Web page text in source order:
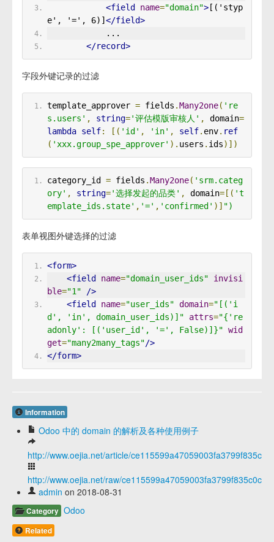
<field
name="domain">[('styp
e', '=', 6)] </field>
            ...
</record>
字段外键记录的过滤
template_approver = fields .Many2one( 're
s.users' , string='评估模版审核人' , domain=
lambda self: [( 'id' , 'in' , self. env. ref
( 'xxx.group_spe_approver' ). users . ids)])
category_id = fields .Many2one( 'srm.categ
ory' , string='选择发起的品类' , domain=[( 't
emplate_ids.state' , '=' , 'confirmed' )] ")
表单视图外键选择的过滤
<form>
<field
name="domain_user_ids"
invisi
ble="1"
/>
<field
name="user_ids" domain="[('i
d', 'in', domain_user_ids)]"
attrs="{'re
adonly': [('user_id', '=', False)]}" wid
get="many2many_tags"/>
</form>
Information
Odoo 中的 domain 的解析及各种使用例子
http://www.oejia.net/article/
http://www.oejia.net/raw/ce115599a47059003fa3799f835c0c7c
admin on 2018-08-31
Category Odoo
Related